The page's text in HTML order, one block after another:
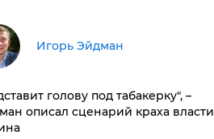
Игорь Эйдман
голову под табакерку", –
описал сценарий краха власти